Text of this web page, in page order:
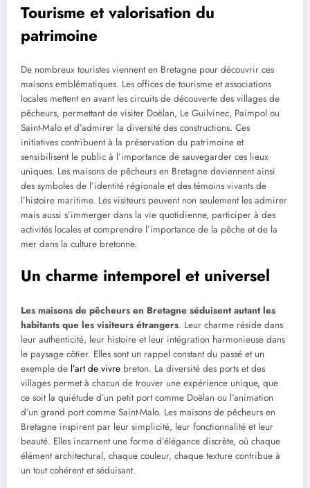
Tourisme et valorisation du
patrimoine
De nombreux touristes viennent en Bretagne pour découvrir ces
maisons emblématiques. Les offices de tourisme et associations
locales mettent en avant les circuits de découverte des villages de
pêcheurs, permettant de visiter Doëlan, Le Guilvinec, Paimpol ou
Saint-Malo et d’admirer la diversité des constructions. Ces
initiatives contribuent à la préservation du patrimoine et
sensibilisent le public à l’importance de sauvegarder ces lieux
uniques. Les maisons de pêcheurs en Bretagne deviennent ainsi
des symboles de l’identité régionale et des témoins vivants de
l’histoire maritime. Les visiteurs peuvent non seulement les admirer
mais aussi s’immerger dans la vie quotidienne, participer à des
activités locales et comprendre l’importance de la pêche et de la
mer dans la culture bretonne.
Un charme intemporel et universel
Les maisons de pêcheurs en Bretagne séduisent autant les
habitants que les visiteurs étrangers. Leur charme réside dans
leur authenticité, leur histoire et leur intégration harmonieuse dans
le paysage côtier. Elles sont un rappel constant du passé et un
exemple de l’art de vivre breton. La diversité des ports et des
villages permet à chacun de trouver une expérience unique, que
ce soit la quiétude d’un petit port comme Doëlan ou l’animation
d’un grand port comme Saint-Malo. Les maisons de pêcheurs en
Bretagne inspirent par leur simplicité, leur fonctionnalité et leur
beauté. Elles incarnent une forme d’élégance discrète, où chaque
élément architectural, chaque couleur, chaque texture contribue à
un tout cohérent et séduisant.